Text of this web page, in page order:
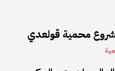
محمية قولعدي